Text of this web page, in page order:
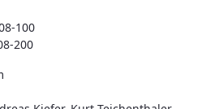
100
200